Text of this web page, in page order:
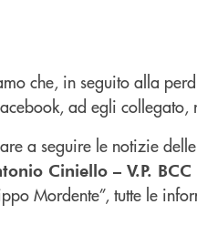
che, in seguito alla
ad egli collegato,
a seguire le notizie
Ciniello – V.P.
Mordente”, tutte le